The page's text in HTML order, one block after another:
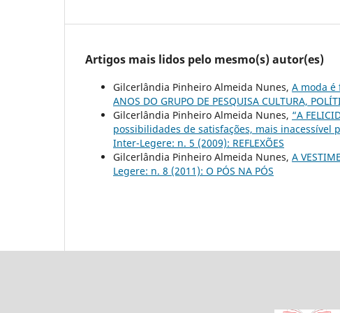
Artigos mais lidos pelo mesmo(s) autor(es)
Gilcerlândia Pinheiro Almeida Nunes, A moda
ANOS DO GRUPO DE PESQUISA CULTURA,
Gilcerlândia Pinheiro Almeida Nunes, “A
possibilidades de satisfações, mais
Inter-Legere: n. 5 (2009): REFLEXÕES
Gilcerlândia Pinheiro Almeida Nunes, A
Legere: n. 8 (2011): O PÓS NA PÓS